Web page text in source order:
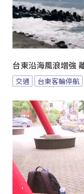
台東沿海風浪增強
交通 台東客輪停航